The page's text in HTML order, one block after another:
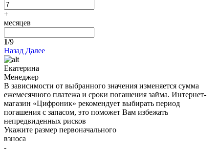
+
месяцев
1/9
Назад Далее
Екатерина
Менеджер
В зависимости от выбранного значения изменяется сумма
ежемесячного платежа и сроки погашения займа. Интернет-
магазин «Цифроник» рекомендует выбирать период
погашения с запасом, это поможет Вам избежать
непредвиденных рисков
Укажите размер первоначального
взноса
-